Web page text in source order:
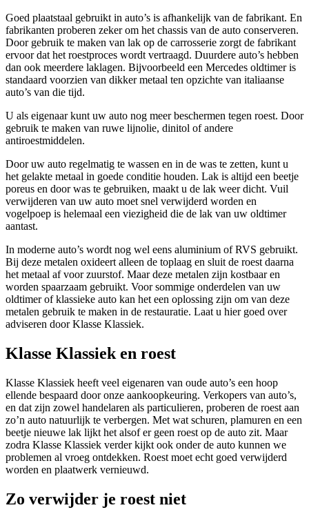
Goed plaatstaal gebruikt in auto’s is afhankelijk van de fabrikant. En
fabrikanten proberen zeker om het chassis van de auto conserveren.
Door gebruik te maken van lak op de carrosserie zorgt de fabrikant
ervoor dat het roestproces wordt vertraagd. Duurdere auto’s hebben
dan ook meerdere laklagen. Bijvoorbeeld een Mercedes oldtimer is
standaard voorzien van dikker metaal ten opzichte van italiaanse
auto’s van die tijd.
U als eigenaar kunt uw auto nog meer beschermen tegen roest. Door
gebruik te maken van ruwe lijnolie, dinitol of andere
antiroestmiddelen.
Door uw auto regelmatig te wassen en in de was te zetten, kunt u
het gelakte metaal in goede conditie houden. Lak is altijd een beetje
poreus en door was te gebruiken, maakt u de lak weer dicht. Vuil
verwijderen van uw auto moet snel verwijderd worden en
vogelpoep is helemaal een viezigheid die de lak van uw oldtimer
aantast.
In moderne auto’s wordt nog wel eens aluminium of RVS gebruikt.
Bij deze metalen oxideert alleen de toplaag en sluit de roest daarna
het metaal af voor zuurstof. Maar deze metalen zijn kostbaar en
worden spaarzaam gebruikt. Voor sommige onderdelen van uw
oldtimer of klassieke auto kan het een oplossing zijn om van deze
metalen gebruik te maken in de restauratie. Laat u hier goed over
adviseren door Klasse Klassiek.
Klasse Klassiek en roest
Klasse Klassiek heeft veel eigenaren van oude auto’s een hoop
ellende bespaard door onze aankoopkeuring. Verkopers van auto’s,
en dat zijn zowel handelaren als particulieren, proberen de roest aan
zo’n auto natuurlijk te verbergen. Met wat schuren, plamuren en een
beetje nieuwe lak lijkt het alsof er geen roest op de auto zit. Maar
zodra Klasse Klassiek verder kijkt ook onder de auto kunnen we
problemen al vroeg ontdekken. Roest moet echt goed verwijderd
worden en plaatwerk vernieuwd.
Zo verwijder je roest niet